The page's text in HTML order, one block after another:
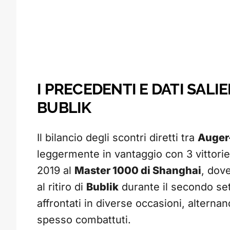
I PRECEDENTI E DATI
BUBLIK
Il bilancio degli scontri diretti tra
leggermente in vantaggio con 3
2019 al Master 1000 di Shanghai,
al ritiro di Bublik durante il secondo
affrontati in diverse occasioni,
spesso combattuti.